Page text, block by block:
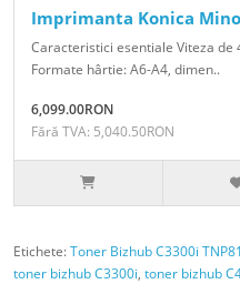
Imprimanta Konica
Caracteristici esentiale Viteza
Formate hârtie: A6-A4, dimen..
6,099.00RON
Fără TVA: 5,040.50RON
Etichete:Toner Bizhub C3300i
toner bizhub C3300i, toner bizhub